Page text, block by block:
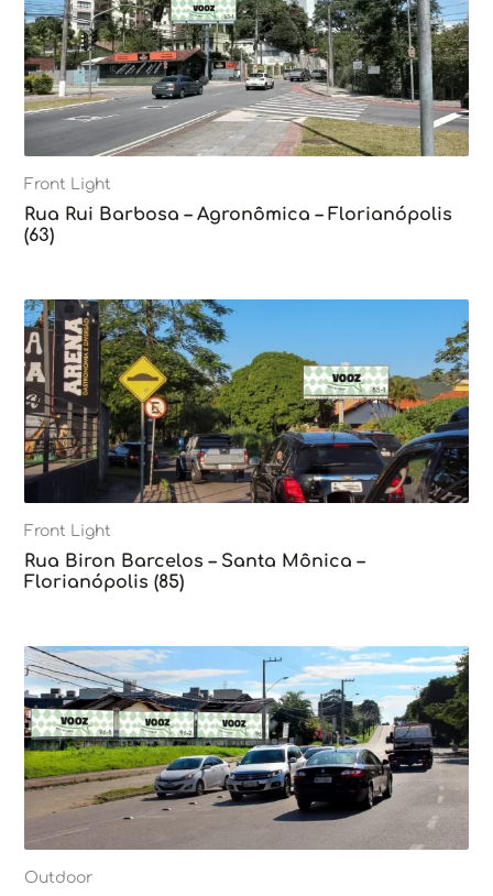
Front Light
Rua Rui Barbosa – Agronômica – Florianópolis
(63)
Front Light
Rua Biron Barcelos – Santa Mônica –
Florianópolis (85)
Outdoor